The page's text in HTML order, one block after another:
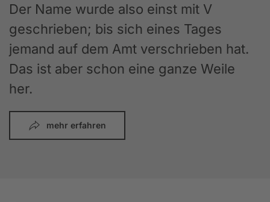
Der Name wurde also einst mit V
geschrieben; bis sich eines Tages
jemand auf dem Amt verschrieben hat.
Das ist aber schon eine ganze Weile
her.
mehr erfahren